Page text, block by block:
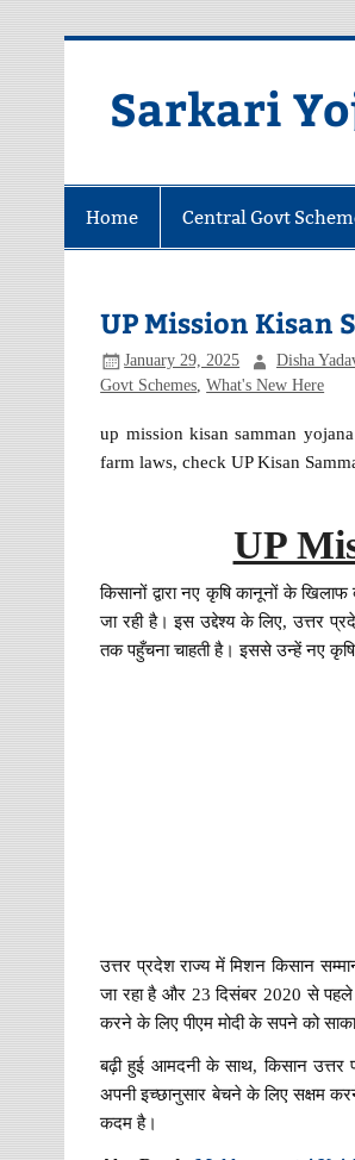
Sarkari
Home Central Govt
UP Mission Kisan
January 29, 2025 Disha
Govt Schemes,What's New Here
up mission kisan samman
farm laws, check UP Kisan
UP
किसानों द्वारा नए कृषि कानूनों के
जा रही है। इस उद्देश्य के लिए, उत्तर
तक पहुँचना चाहती है। इससे उन्हें नए
उत्तर प्रदेश राज्य में मिशन किसान
जा रहा है और 23 दिसंबर 2020 से पहले
करने के लिए पीएम मोदी के सपने को
बढ़ी हुई आमदनी के साथ, किसान उत्तर
अपनी इच्छानुसार बेचने के लिए सक्षम
कदम है।